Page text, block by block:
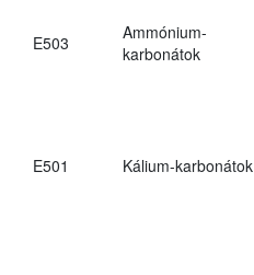
E503
Ammónium-
karbonátok
E501 Kálium-karbonátok